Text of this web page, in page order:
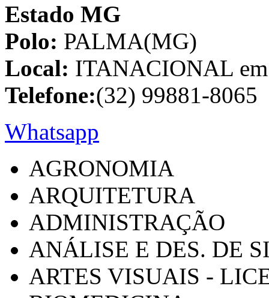
Estado MG
Polo: PALMA(MG)
Local: ITANACIONAL
Telefone:(32) 99881-8065
Whatsapp
AGRONOMIA
ARQUITETURA
ADMINISTRAÇÃO
ANÁLISE E DES. DE
ARTES VISUAIS -